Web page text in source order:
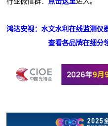
鸿达安视：水文水利在线监测仪
查看各品牌在细分